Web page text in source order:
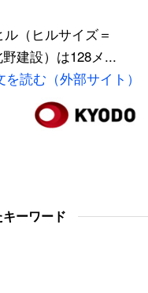
（ヒルサイズ＝
建設）は128メ...
読む（外部サイト）
ーワード